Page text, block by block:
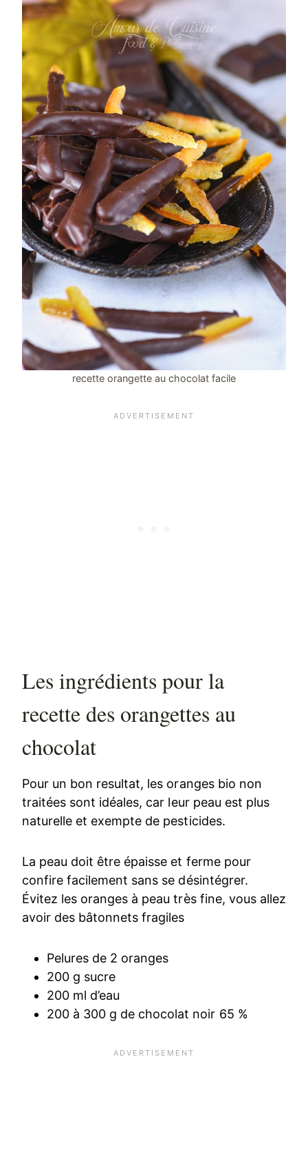
recette orangette au chocolat facile
Les ingrédients pour la
recette des orangettes au
chocolat
Pour un bon resultat, les oranges bio non
traitées sont idéales, car leur peau est plus
naturelle et exempte de pesticides.
La peau doit être épaisse et ferme pour
confire facilement sans se désintégrer.
Évitez les oranges à peau très fine, vous allez
avoir des bâtonnets fragiles
Pelures de 2 oranges
200 g sucre
200 ml d’eau
200 à 300 g de chocolat noir 65 %